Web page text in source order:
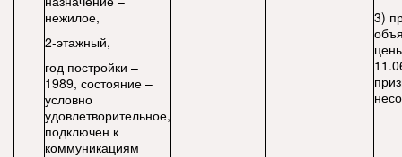
нежилое,
2-этажный,
год постройки –
1989, состояние –
условно
удовлетворительное,
подключен к
коммуникациям
3)